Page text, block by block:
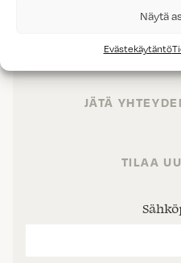
Näytä
Evästekäytäntö
JÄTÄ
TILAA